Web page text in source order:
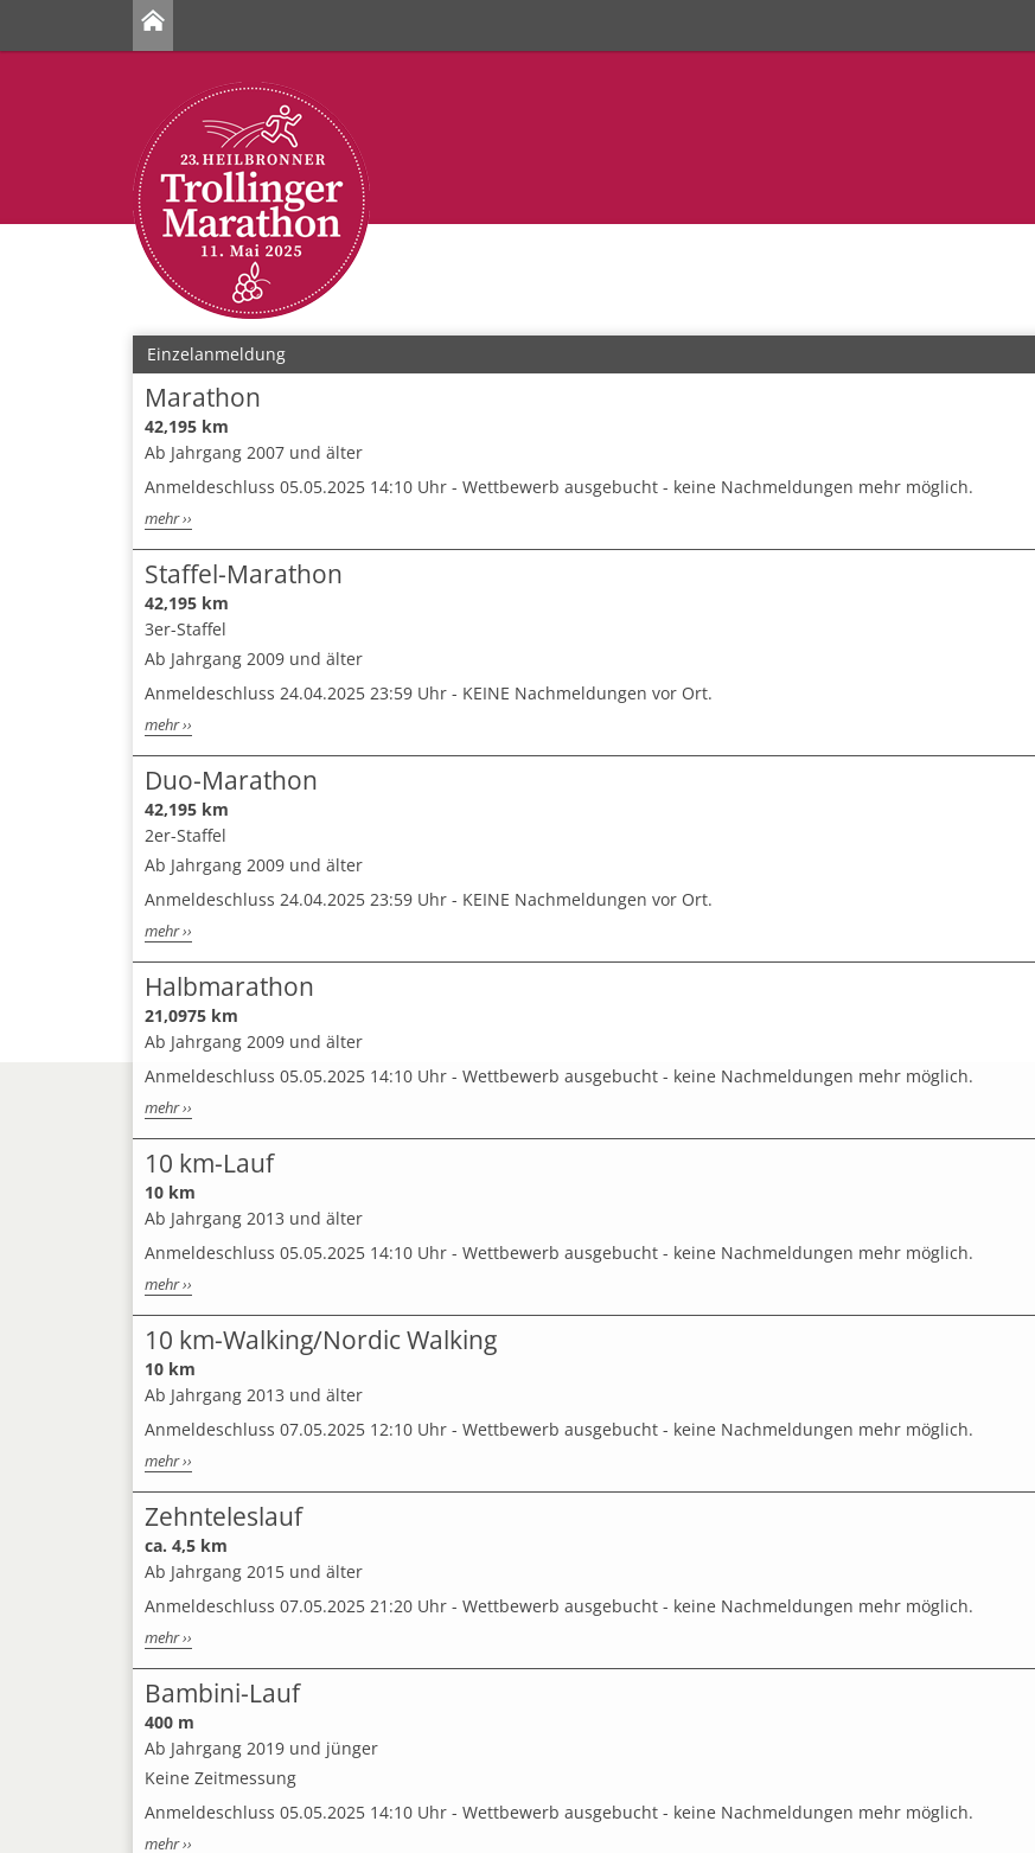
Einzelanmeldung
Marathon
42,195 km
Ab Jahrgang 2007 und älter
Anmeldeschluss 05.05.2025 14:10 Uhr - Wettbewerb ausgebucht - keine Nachmeldungen mehr möglich.
mehr ››
Staffel-Marathon
42,195 km
3er-Staffel
Ab Jahrgang 2009 und älter
Anmeldeschluss 24.04.2025 23:59 Uhr - KEINE Nachmeldungen vor Ort.
mehr ››
Duo-Marathon
42,195 km
2er-Staffel
Ab Jahrgang 2009 und älter
Anmeldeschluss 24.04.2025 23:59 Uhr - KEINE Nachmeldungen vor Ort.
mehr ››
Halbmarathon
21,0975 km
Ab Jahrgang 2009 und älter
Anmeldeschluss 05.05.2025 14:10 Uhr - Wettbewerb ausgebucht - keine Nachmeldungen mehr möglich.
mehr ››
10 km-Lauf
10 km
Ab Jahrgang 2013 und älter
Anmeldeschluss 05.05.2025 14:10 Uhr - Wettbewerb ausgebucht - keine Nachmeldungen mehr möglich.
mehr ››
10 km-Walking/Nordic Walking
10 km
Ab Jahrgang 2013 und älter
Anmeldeschluss 07.05.2025 12:10 Uhr - Wettbewerb ausgebucht - keine Nachmeldungen mehr möglich.
mehr ››
Zehnteleslauf
ca. 4,5 km
Ab Jahrgang 2015 und älter
Anmeldeschluss 07.05.2025 21:20 Uhr - Wettbewerb ausgebucht - keine Nachmeldungen mehr möglich.
mehr ››
Bambini-Lauf
400 m
Ab Jahrgang 2019 und jünger
Keine Zeitmessung
Anmeldeschluss 05.05.2025 14:10 Uhr - Wettbewerb ausgebucht - keine Nachmeldungen mehr möglich.
mehr ››